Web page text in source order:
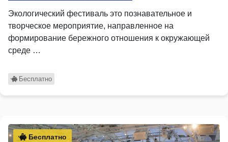
Экологический фестиваль это познавательное и
творческое мероприятие, направленное на
формирование бережного отношения к окружающей
среде …
Бесплатно
Бесплатно